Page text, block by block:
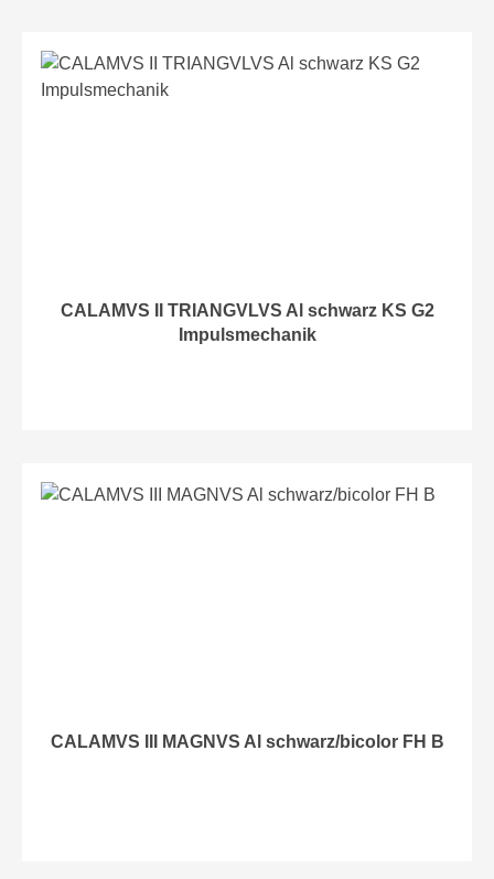
CALAMVS II TRIANGVLVS Al schwarz KS G2
Impulsmechanik
CALAMVS III MAGNVS Al schwarz/bicolor FH B